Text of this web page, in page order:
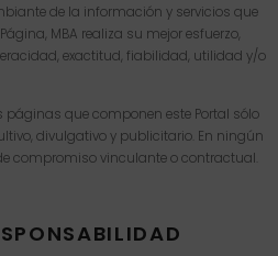
de la información y servicios que
MBA realiza su mejor esfuerzo,
exactitud, fiabilidad, utilidad y/o
que componen este Portal sólo
divulgativo y publicitario. En ningún
compromiso vinculante o contractual.